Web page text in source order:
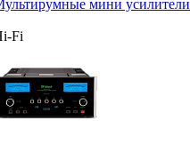
мини усилители
Fi